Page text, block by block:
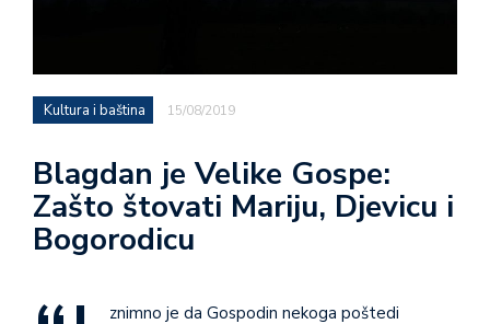
Kultura i baština 15/08/2019
Blagdan je Velike Gospe:
Zašto štovati Mariju, Djevicu i
Bogorodicu
znimno je da Gospodin nekoga poštedi